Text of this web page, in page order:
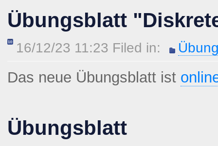
Übungsblatt
16/12/23 11:23 Filed in:
Das neue Übungsblatt ist
Übungsblatt